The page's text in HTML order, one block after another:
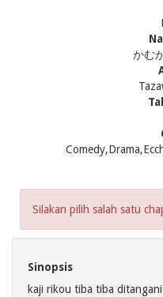
かむ
Silakan pilih salah satu
Sinopsis
kaji rikou tiba tiba